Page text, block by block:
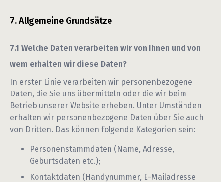
Allgemeine Grundsätze
Welche Daten verarbeiten wir von Ihnen und von
wem erhalten wir diese Daten?
In erster Linie verarbeiten wir personenbezogene
Daten, die Sie uns übermitteln oder die wir beim
Betrieb unserer Website erheben. Unter Umständen
erhalten wir personenbezogene Daten über Sie auch
von Dritten. Das können folgende Kategorien sein:
Personenstammdaten (Name, Adresse,
Geburtsdaten etc.);
Kontaktdaten (Handynummer, E-Mailadresse